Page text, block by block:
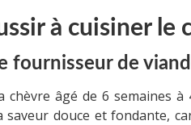
à cuisiner le
fournisseur de
chèvre âgé de 6 semaines
saveur douce et fondante,